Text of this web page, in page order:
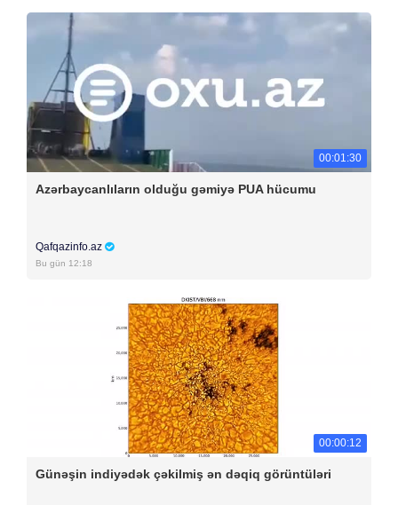
00:01:30
Azərbaycanlıların olduğu gəmiyə PUA hücumu
Qafqazinfo.az
Bu gün 12:18
00:00:12
Günəşin indiyədək çəkilmiş ən dəqiq görüntüləri